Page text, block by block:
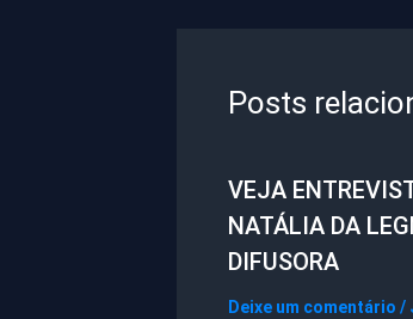
Posts
VEJA
NATÁLIA DA
DIFUSORA
Deixe um comentário /